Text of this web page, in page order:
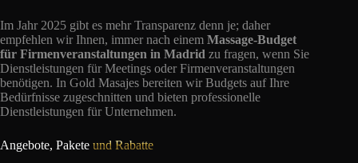
Im Jahr 2025 gibt es mehr Transparenz denn je; daher
empfehlen wir Ihnen, immer nach einem Massage-Budget
für Firmenveranstaltungen in Madrid zu fragen, wenn Sie
Dienstleistungen für Meetings oder Firmenveranstaltungen
benötigen. In Gold Masajes bereiten wir Budgets auf Ihre
Bedürfnisse zugeschnitten und bieten professionelle
Dienstleistungen für Unternehmen.
Angebote, Pakete und Rabatte